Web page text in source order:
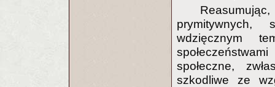
prymitywnych,
wdzięcznym
społeczne,
szkodliwe ze